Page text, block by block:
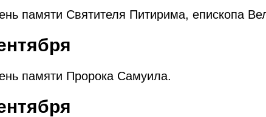
памяти Святителя Питирима, епископа
памяти Пророка Самуила.